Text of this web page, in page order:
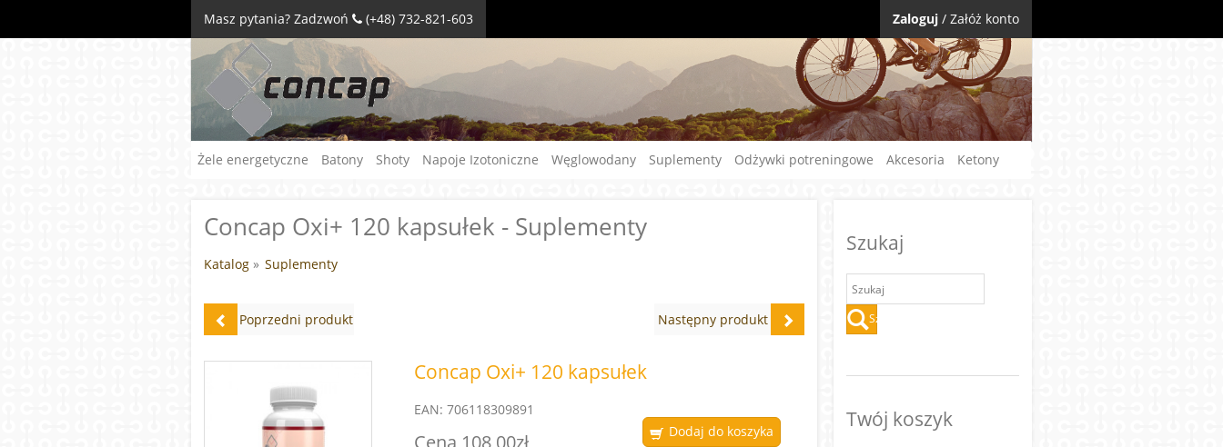
Masz pytania? Zadzwoń (+48) 732-821-603 Zaloguj/ Załóż konto
Żele energetyczne Batony Shoty Napoje Izotoniczne Węglowodany Suplementy Odżywki potreningowe Akcesoria Ketony
Concap Oxi+ 120 kapsułek - Suplementy
Katalog » Suplementy
Poprzedni produkt
Concap Oxi+ 120
Następny produkt
Concap Oxi+ 120
Concap Oxi+ 120 kapsułek
EAN:706118309891
Cena 108,00zł Dodaj do koszyka
Szukaj
Szukaj
Twój koszyk